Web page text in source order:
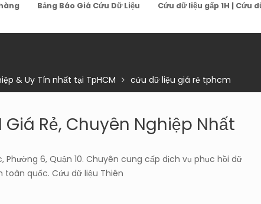
Bảng Báo Giá Cứu Dữ Liệu Cứu dữ liệu gấp 1H | Cứu
& Uy Tín nhất tại TpHCM cứu dữ liệu giá rẻ tphcm
Rẻ, Chuyên Nghiệp Nhất
Phường 6, Quận 10. Chuyên cung cấp dịch vụ phục hồi dữ
toàn quốc. Cứu dữ liệu Thiên